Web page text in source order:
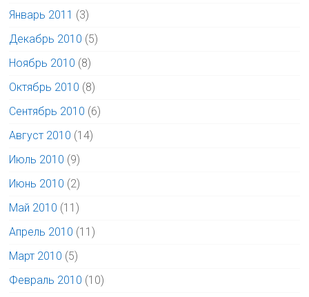
Январь 2011 (3)
Декабрь 2010 (5)
Ноябрь 2010 (8)
Октябрь 2010 (8)
Сентябрь 2010 (6)
Август 2010 (14)
Июль 2010 (9)
Июнь 2010 (2)
Май 2010 (11)
Апрель 2010 (11)
Март 2010 (5)
Февраль 2010 (10)